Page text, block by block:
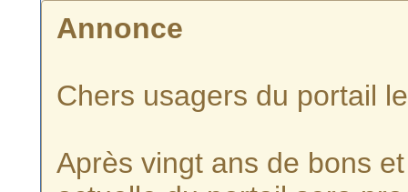
Annonce
Chers usagers du portail
Après vingt ans de bons